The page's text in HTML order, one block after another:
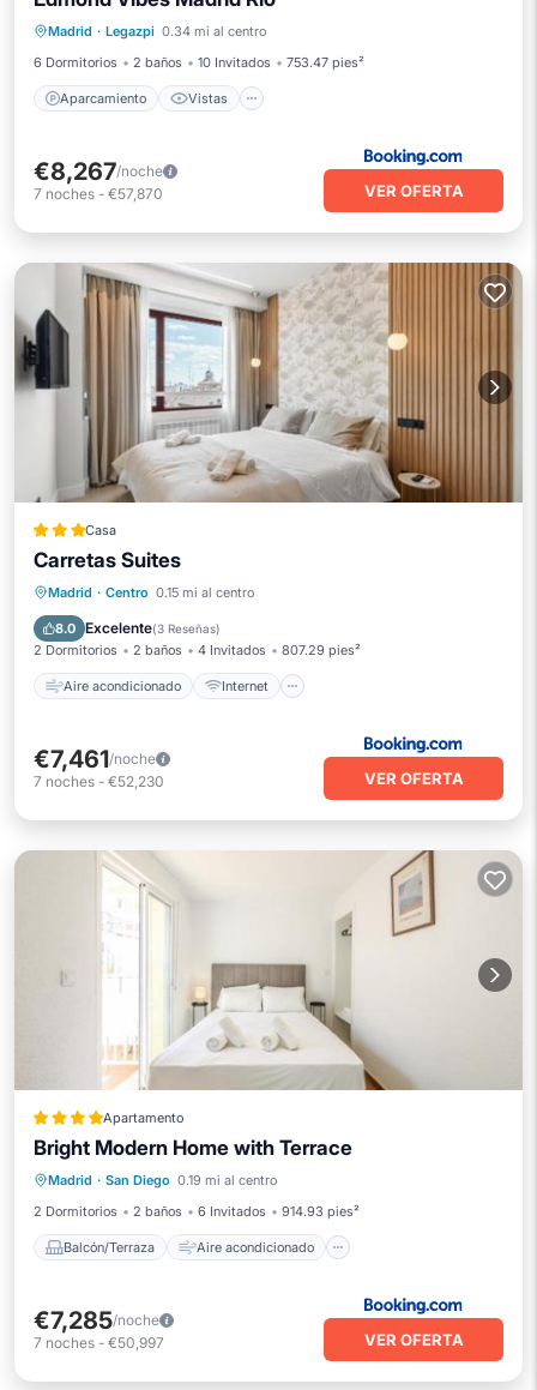
Madrid · Legazpi 0.34 mi al centro
6 Dormitorios
2 baños 10 Invitados 753.47 pies²
Aparcamiento Vistas
Aparcamiento
Vistas
Aire acondicionado
€8,267/noche
7 noches - €57,870 VER OFERTA
Casa
Carretas Suites
Madrid · Centro 0.15 mi al centro
8.0 Excelente(3 Reseñas)
2 Dormitorios 2 baños 4 Invitados 807.29 pies²
Aire acondicionado Internet
Aire acondicionado
Apto para niños
€7,461/noche
7 noches - €52,230 VER OFERTA
Apartamento
Bright Modern Home with Terrace
Madrid · San Diego 0.19 mi al centro
2 Dormitorios
2 baños 6 Invitados 914.93 pies²
Balcón/Terraza Aire acondicionado
Balcón/Terraza
Aire acondicionado
Internet
Se admiten mascotas
€7,285/noche
7 noches - €50,997 VER OFERTA